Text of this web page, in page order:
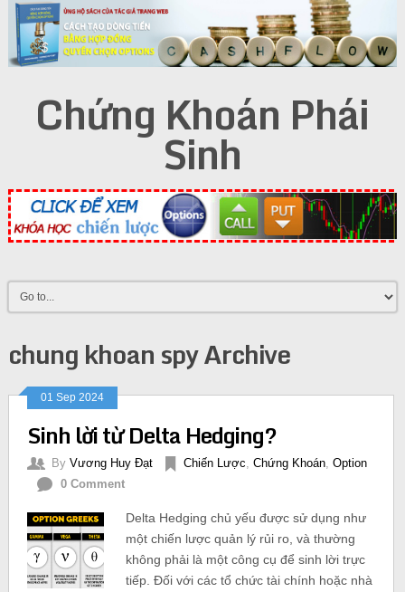
Chứng Khoán Phái
Sinh
chung khoan spy Archive
01 Sep 2024
Sinh lời từ Delta Hedging?
By Vương Huy Đạt Chiến Lược Chứng Khoán, Option
0 Comment
Delta Hedging chủ yếu được sử dụng như
một chiến lược quản lý rủi ro, và thường
không phải là một công cụ để sinh lời trực
tiếp. Đối với các tổ chức tài chính hoặc nhà